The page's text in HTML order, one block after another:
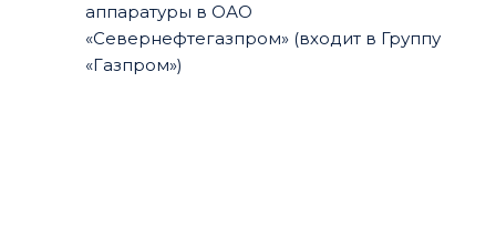
аппаратуры в ОАО
«Севернефтегазпром» (входит в Группу
«Газпром»)